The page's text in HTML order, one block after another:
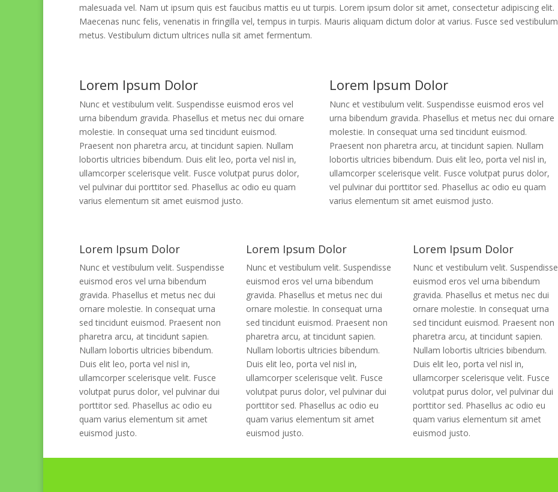
malesuada vel. Nam ut ipsum quis est faucibus mattis eu ut turpis. Lorem ipsum dolor sit amet, consectetur adipiscing elit.
Maecenas nunc felis, venenatis in fringilla vel, tempus in turpis. Mauris aliquam dictum dolor at varius. Fusce sed vestibulum
metus. Vestibulum dictum ultrices nulla sit amet fermentum.
Lorem Ipsum Dolor
Nunc et vestibulum velit. Suspendisse euismod eros vel
urna bibendum gravida. Phasellus et metus nec dui ornare
molestie. In consequat urna sed tincidunt euismod.
Praesent non pharetra arcu, at tincidunt sapien. Nullam
lobortis ultricies bibendum. Duis elit leo, porta vel nisl in,
ullamcorper scelerisque velit. Fusce volutpat purus dolor,
vel pulvinar dui porttitor sed. Phasellus ac odio eu quam
varius elementum sit amet euismod justo.
Lorem Ipsum Dolor
Nunc et vestibulum velit. Suspendisse euismod eros vel
urna bibendum gravida. Phasellus et metus nec dui ornare
molestie. In consequat urna sed tincidunt euismod.
Praesent non pharetra arcu, at tincidunt sapien. Nullam
lobortis ultricies bibendum. Duis elit leo, porta vel nisl in,
ullamcorper scelerisque velit. Fusce volutpat purus dolor,
vel pulvinar dui porttitor sed. Phasellus ac odio eu quam
varius elementum sit amet euismod justo.
Lorem Ipsum Dolor
Nunc et vestibulum velit. Suspendisse
euismod eros vel urna bibendum
gravida. Phasellus et metus nec dui
ornare molestie. In consequat urna
sed tincidunt euismod. Praesent non
pharetra arcu, at tincidunt sapien.
Nullam lobortis ultricies bibendum.
Duis elit leo, porta vel nisl in,
ullamcorper scelerisque velit. Fusce
volutpat purus dolor, vel pulvinar dui
porttitor sed. Phasellus ac odio eu
quam varius elementum sit amet
euismod justo.
Lorem Ipsum Dolor
Nunc et vestibulum velit. Suspendisse
euismod eros vel urna bibendum
gravida. Phasellus et metus nec dui
ornare molestie. In consequat urna
sed tincidunt euismod. Praesent non
pharetra arcu, at tincidunt sapien.
Nullam lobortis ultricies bibendum.
Duis elit leo, porta vel nisl in,
ullamcorper scelerisque velit. Fusce
volutpat purus dolor, vel pulvinar dui
porttitor sed. Phasellus ac odio eu
quam varius elementum sit amet
euismod justo.
Lorem Ipsum Dolor
Nunc et vestibulum velit. Suspendisse
euismod eros vel urna bibendum
gravida. Phasellus et metus nec dui
ornare molestie. In consequat urna
sed tincidunt euismod. Praesent non
pharetra arcu, at tincidunt sapien.
Nullam lobortis ultricies bibendum.
Duis elit leo, porta vel nisl in,
ullamcorper scelerisque velit. Fusce
volutpat purus dolor, vel pulvinar dui
porttitor sed. Phasellus ac odio eu
quam varius elementum sit amet
euismod justo.